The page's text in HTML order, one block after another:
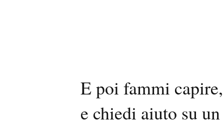
E poi fammi
e chiedi aiuto su